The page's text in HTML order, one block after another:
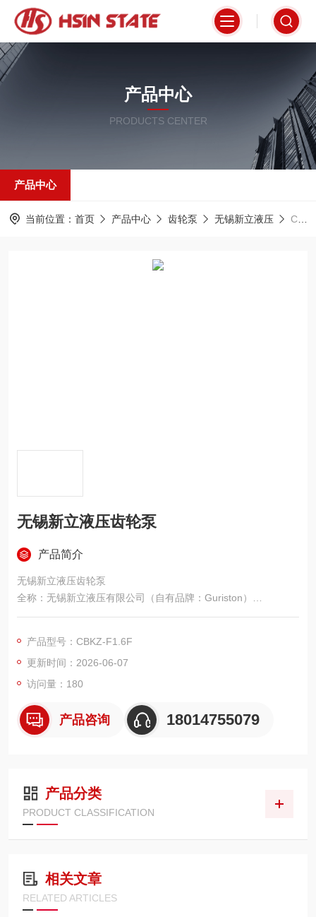
产品中心
PRODUCTS CENTER
产品中心
当前位置： 首页 产品中心 齿轮泵 无锡新立液压 CBKZ-F1.6F无锡新立液压齿轮泵
无锡新立液压齿轮泵
产品简介
无锡新立液压齿轮泵
全称：无锡新立液压有限公司（自有品牌：Guriston）
地点：江苏无锡（液压产业带）
O、CAPRONI、PARKER、BUCHER 等）
定位：国产中端、进口替代，兼顾品质与价格
优势：高压稳定、低噪高效、互换性强、供货快、售后响应快
产品型号：CBKZ-F1.6F
更新时间：2026-06-07
访问量：180
产品咨询 18014755079
产品分类
PRODUCT CLASSIFICATION
相关文章
RELATED ARTICLES